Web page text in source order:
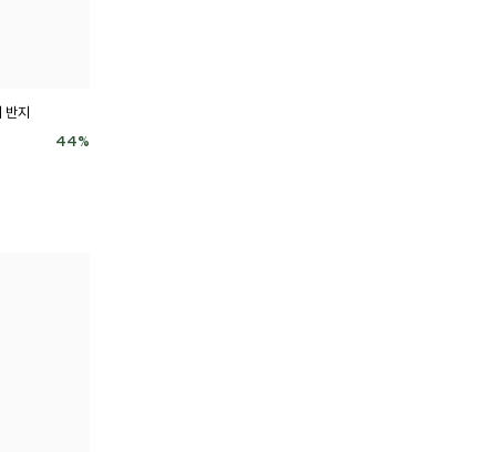
반지
44%